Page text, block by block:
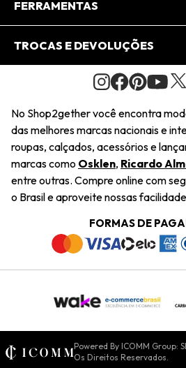
Journal
Saiu na Mídia
Sustentabilidade
Navegando
Termos e Condições
Trabalhe Conosco
Central de Relacionamento
Regulamento e Promoções
FERRAMENTAS
Minha Conta
Pedido de Presente
Wishlist
TROCAS E DEVOLUÇÕES
Condições Gerais
Troca Fácil
Restituição de Pagamento
Dúvidas Frequentes
Termos e Condições
Política de Privacidade
No Shop2gether você encontra
das melhores marcas nacionais e
roupas, calçados, acessórios e
marcas como Osklen, Ricardo
entre outras. Compre online com
o Brasil e aproveite nossas
FORMAS DE
Powered By ICOMM Group:
Os Direitos Reservados.